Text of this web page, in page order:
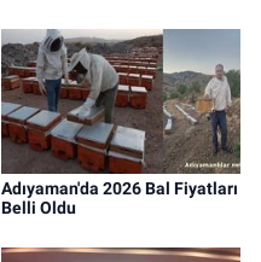
Adıyaman'da 2026 Bal Fiyatları
Belli Oldu